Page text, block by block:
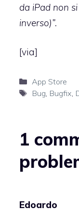
da iPad non
inverso)”.
[via]
Categorie
App Store
Tag
Bug Bugfix
1
Edoardo